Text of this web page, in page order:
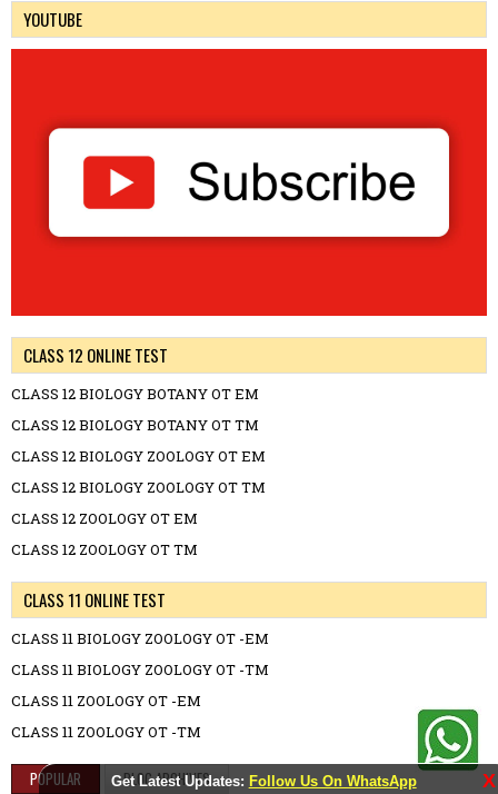
Get Latest Updates: Follow Us On WhatsApp X
YOUTUBE
CLASS 12 ONLINE TEST
CLASS 12 BIOLOGY BOTANY OT EM
CLASS 12 BIOLOGY BOTANY OT TM
CLASS 12 BIOLOGY ZOOLOGY OT EM
CLASS 12 BIOLOGY ZOOLOGY OT TM
CLASS 12 ZOOLOGY OT EM
CLASS 12 ZOOLOGY OT TM
CLASS 11 ONLINE TEST
CLASS 11 BIOLOGY ZOOLOGY OT -EM
CLASS 11 BIOLOGY ZOOLOGY OT -TM
CLASS 11 ZOOLOGY OT -EM
CLASS 11 ZOOLOGY OT -TM
POPULAR BLOG ARCHIVES